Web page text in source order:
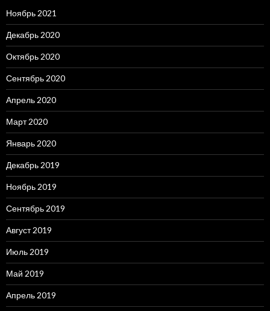
Ноябрь 2021
Декабрь 2020
Октябрь 2020
Сентябрь 2020
Апрель 2020
Март 2020
Январь 2020
Декабрь 2019
Ноябрь 2019
Сентябрь 2019
Август 2019
Июль 2019
Май 2019
Апрель 2019